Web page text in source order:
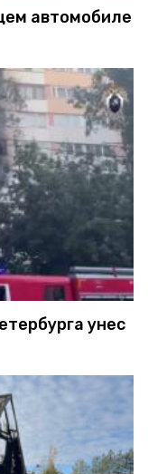
автомобиле
унес